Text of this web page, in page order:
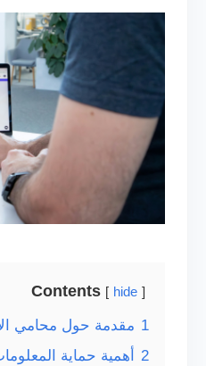
Contents hide
1 مقدمة حول محامي
2
أهمية حماية